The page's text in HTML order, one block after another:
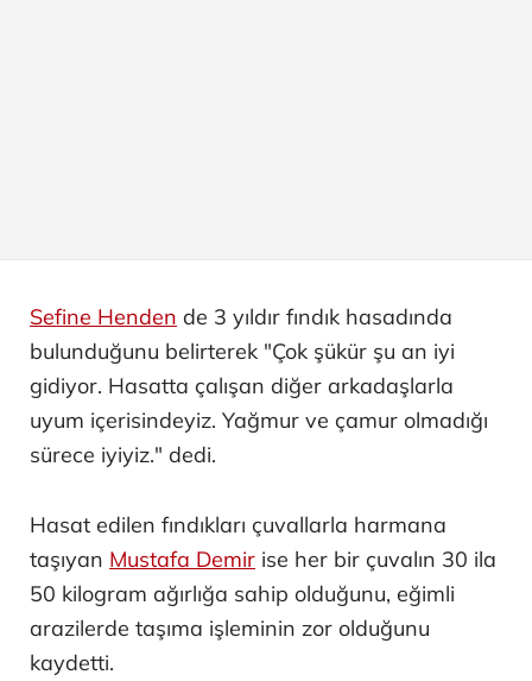
Sefine Henden de 3 yıldır fındık hasadında
bulunduğunu belirterek "Çok şükür şu an iyi
gidiyor. Hasatta çalışan diğer arkadaşlarla
uyum içerisindeyiz. Yağmur ve çamur olmadığı
sürece iyiyiz." dedi.
Hasat edilen fındıkları çuvallarla harmana
taşıyan Mustafa Demir ise her bir çuvalın 30 ila
50 kilogram ağırlığa sahip olduğunu, eğimli
arazilerde taşıma işleminin zor olduğunu
kaydetti.